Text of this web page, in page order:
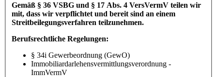
Gemäß § 36 VSBG und § 17 Abs. 4 VersVermV teilen wir
mit, dass wir verpflichtet und bereit sind an einem
Streitbeilegungsverfahren teilzunehmen.
Berufsrechtliche Regelungen:
§ 34i Gewerbeordnung (GewO)
Immobiliardarlehensvermittlungsverordnung -
ImmVermV